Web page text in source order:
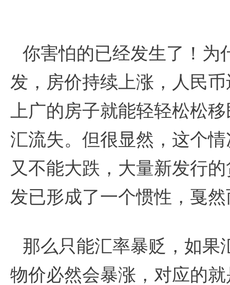
你害怕的已经发生了！为
发，房价持续上涨，人民
上广的房子就能轻轻松松
汇流失。但很显然，这个
又不能大跌，大量新发行
发已形成了一个惯性，戛
那么只能汇率暴贬，如果
物价必然会暴涨，对应的